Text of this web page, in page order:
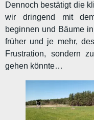
Dennoch bestätigt die
wir dringend mit
beginnen und Bäume
früher und je mehr,
Frustration, sondern
gehen könnte…